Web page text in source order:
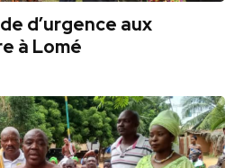
d’urgence aux
à Lomé